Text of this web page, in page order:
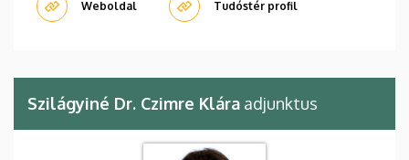
Weboldal Tudóstér profil
Szilágyiné Dr. Czimre Klára adjunktus